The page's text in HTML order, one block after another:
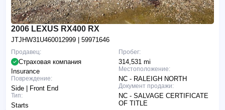
2006 LEXUS RX400 RX
JTJHW31U460012999 | 59971646
Пробег:
314,531 mi
Местоположение:
NC - RALEIGH NORTH
Документ продажи:
NC - SALVAGE CERTIFICATE
OF TITLE
Продавец:
Страховая компания
Insurance
Повреждение:
Side | Front End
Тип:
Starts